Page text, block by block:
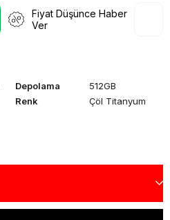
Fiyat Düşünce Haber
Ver
Depolama
512GB
Renk
Çöl Titanyum